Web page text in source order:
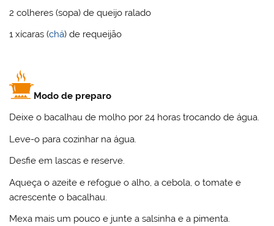
2 colheres (sopa) de queijo ralado
1 xícaras (chá) de requeijão
Modo de preparo
Deixe o bacalhau de molho por 24 horas trocando de água.
Leve-o para cozinhar na água.
Desfie em lascas e reserve.
Aqueça o azeite e refogue o alho, a cebola, o tomate e
acrescente o bacalhau.
Mexa mais um pouco e junte a salsinha e a pimenta.